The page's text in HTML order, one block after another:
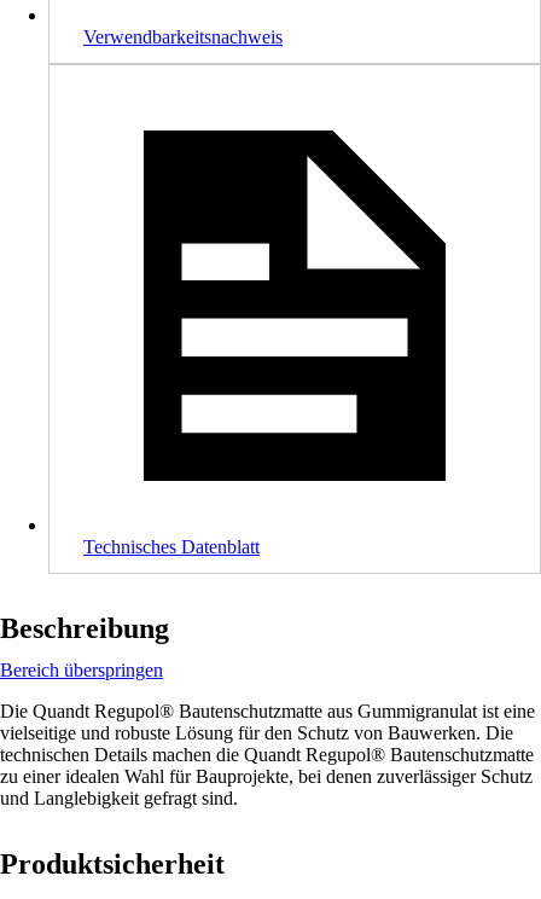
Verwendbarkeitsnachweis
Technisches Datenblatt
Beschreibung
Bereich überspringen
Die Quandt Regupol® Bautenschutzmatte aus Gummigranulat ist eine
vielseitige und robuste Lösung für den Schutz von Bauwerken. Die
technischen Details machen die Quandt Regupol® Bautenschutzmatte
zu einer idealen Wahl für Bauprojekte, bei denen zuverlässiger Schutz
und Langlebigkeit gefragt sind.
Produktsicherheit